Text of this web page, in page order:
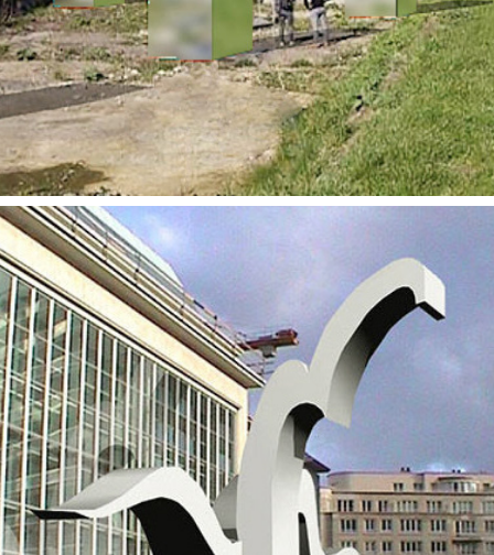
Beeldhouwwerk Casino Oostende
2020